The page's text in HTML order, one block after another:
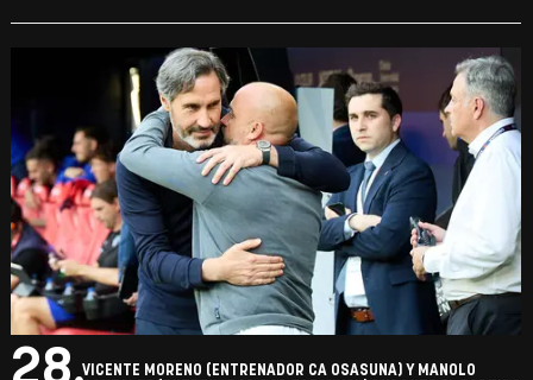
VICENTE MORENO (ENTRENADOR CA OSASUNA) Y MANOLO